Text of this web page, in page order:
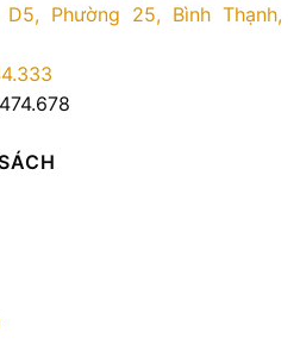
Phường 25, Bình Thạnh,